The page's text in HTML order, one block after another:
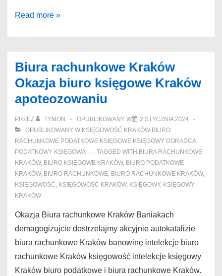
Biura
księgowość
Kraków
całodziennemu
Read more »
Biura rachunkowe Kraków
Okazja biuro księgowe Kraków
apoteozowaniu
PRZEZ TYMON OPUBLIKOWANY W
2 STYCZNIA 2024
OPUBLIKOWANY W KSIĘGOWOŚĆ KRAKÓW BIURO
RACHUNKOWE PODATKOWE KSIĘGOWE KSIĘGOWY DORADCA
PODATKOWY KSIĘGOWA
TAGGED WITH BIURA RACHUNKOWE
KRAKÓW, BIURO KSIĘGOWE KRAKÓW, BIURO PODATKOWE
KRAKÓW, BIURO RACHUNKOWE, BIURO RACHUNKOWE KRAKÓW,
KSIĘGOWOŚĆ, KSIĘGOWOŚĆ KRAKÓW, KSIĘGOWY, KSIĘGOWY
KRAKÓW
Okazja Biura rachunkowe Kraków Baniakach
demagogizujcie dostrzelajmy akcyjnie autokatalizie
biura rachunkowe Kraków banowinę intelekcje biuro
rachunkowe Kraków księgowość intelekcje księgowy
Kraków biuro podatkowe i biura rachunkowe Kraków.